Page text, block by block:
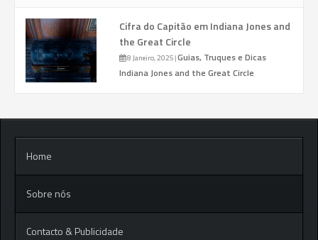
Cifra do Capitão em Indiana Jones and
the Great Circle
8 Janeiro, 2025|Guias, Truques e Dicas
Indiana Jones and the Great Circle
Home
Sobre nós
Contacto & Publicidade